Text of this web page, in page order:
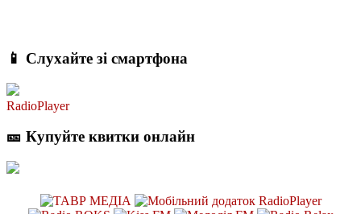
📱 Слухайте зі смартфона
RadioPlayer
🎫 Купуйте квитки онлайн